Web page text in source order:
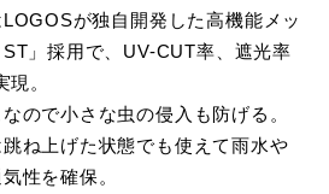
が独自開発した高機能メッ
」採用で、UV-CUT率、遮光率
。
ので小さな虫の侵入も防げる。
ね上げた状態でも使えて雨水や
性を確保。